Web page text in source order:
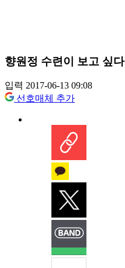
향원정 수련이 보고 싶다
입력 2017-06-13 09:08
선호매체 추가